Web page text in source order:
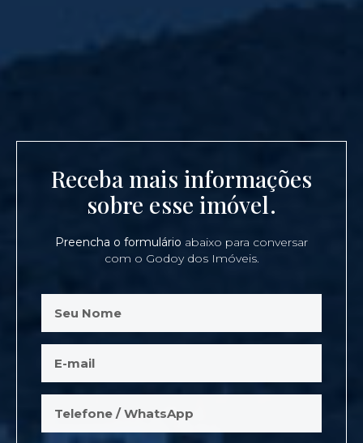
Receba mais informações
sobre esse imóvel.
Preencha o formulário abaixo para conversar
com o Godoy dos Imóveis.